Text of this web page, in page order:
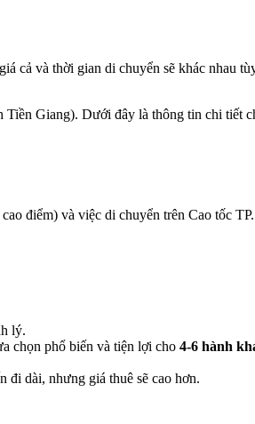
cả và thời gian di chuyển sẽ khác nhau
Tiền Giang). Dưới đây là thông tin chi tiết
điểm) và việc di chuyển trên Cao tốc
lý.
chọn phổ biến và tiện lợi cho 4-6 hành
dài, nhưng giá thuê sẽ cao hơn.